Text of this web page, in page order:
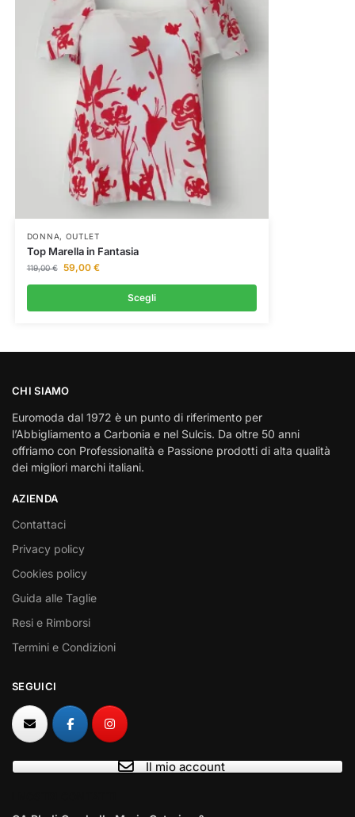
DONNA, OUTLET
Top Marella in Fantasia
119,00€ 59,00 €
Scegli
CHI SIAMO
Euromoda dal 1972 è un punto di riferimento per
l’Abbigliamento a Carbonia e nel Sulcis. Da oltre 50 anni
offriamo con Professionalità e Passione prodotti di alta qualità
dei migliori marchi italiani.
AZIENDA
Contattaci
Privacy policy
Cookies policy
Guida alle Taglie
Resi e Rimborsi
Termini e Condizioni
SEGUICI
Il mio account